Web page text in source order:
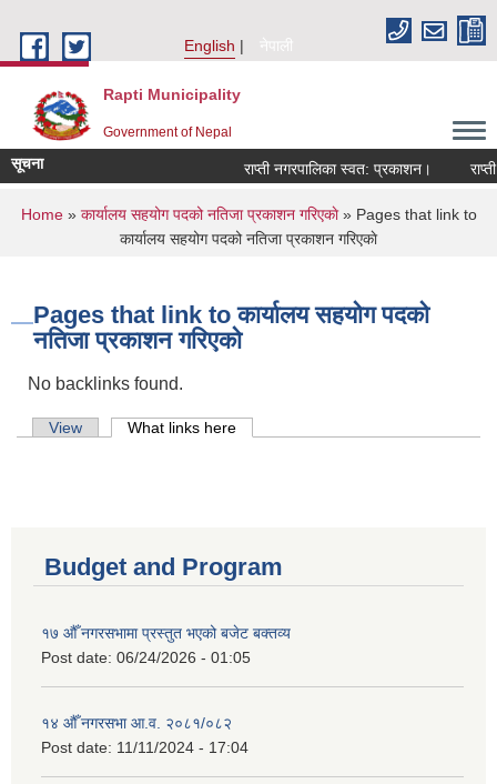
English
नेपाली
Rapti Municipality
Government of Nepal
सूचना राप्ती नगरपालिका स्वत: प्रकाशन। राप्ती
You are here
Home» कार्यालय सहयोग पदको नतिजा प्रकाशन गरिएकाे» Pages that link to
कार्यालय सहयोग पदको नतिजा प्रकाशन गरिएकाे
Pages that link to कार्यालय सहयोग पदको
नतिजा प्रकाशन गरिएकाे
No backlinks found.
Primary tabs
View What links here
Budget and Program
१७ औँ नगरसभामा प्रस्तुत भएको बजेट बक्तव्य
Post date: 06/24/2026 - 01:05
१४ औँ नगरसभा आ.व. २०८१/०८२
Post date: 11/11/2024 - 17:04